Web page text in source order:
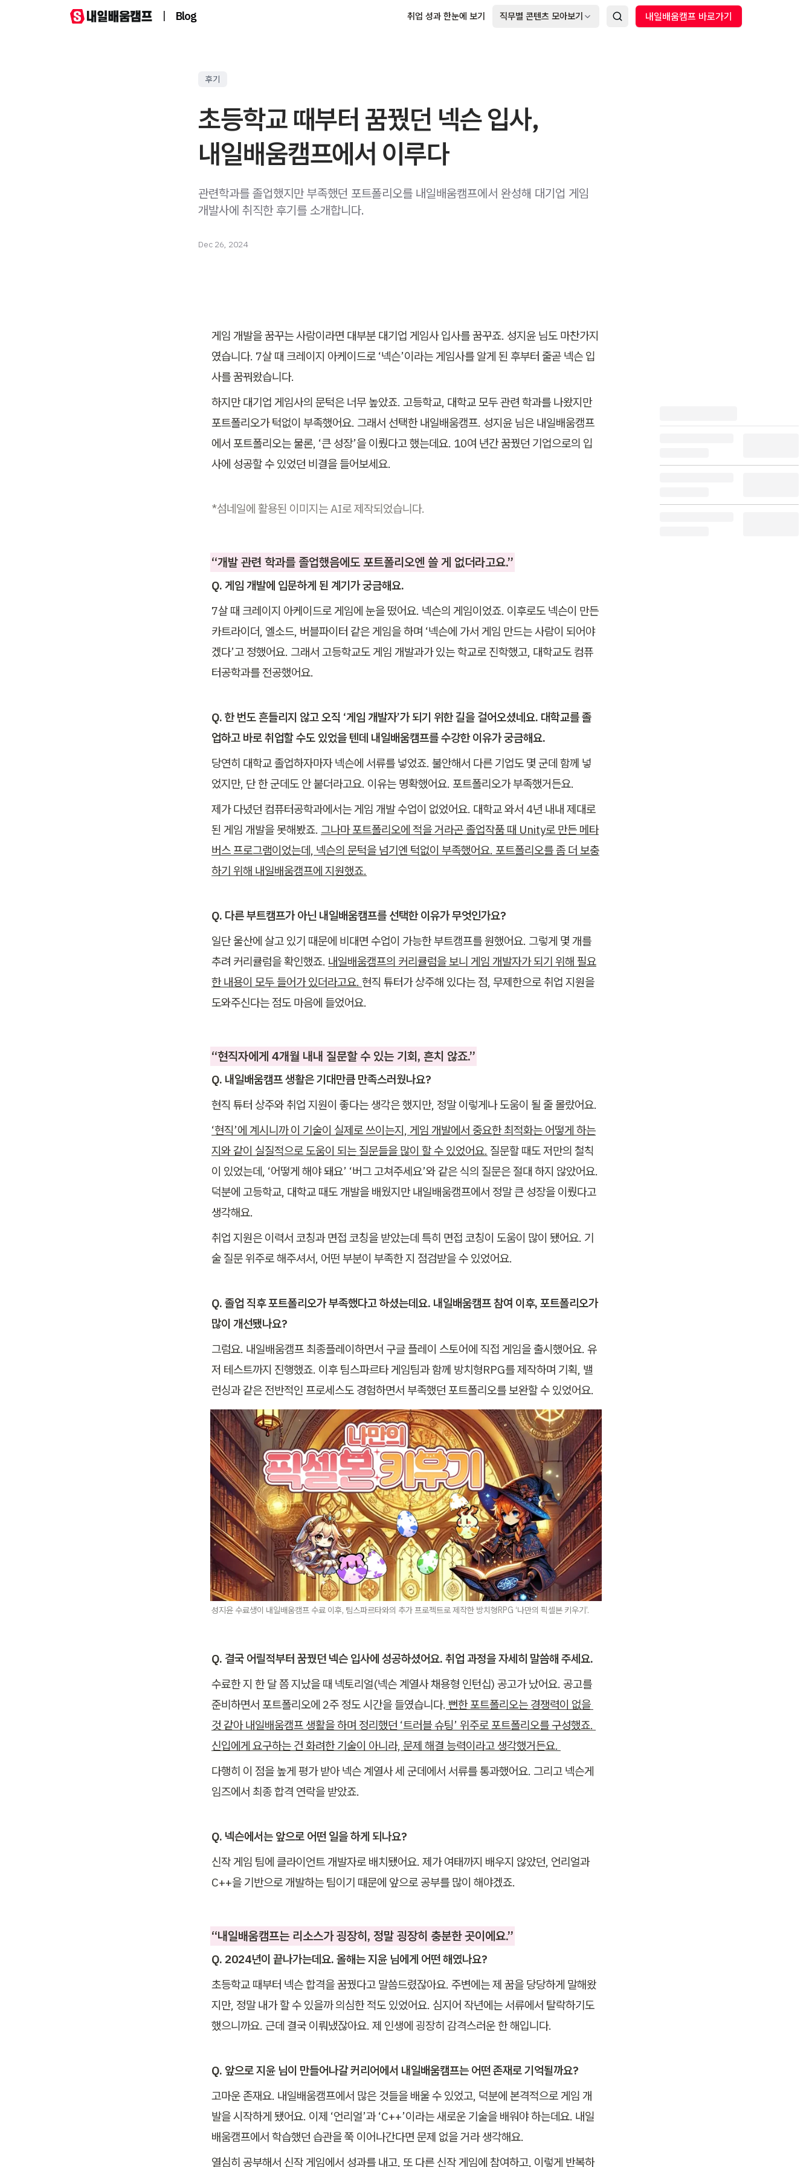
| Blog 취업 성과 한눈에 보기 직무별 콘텐츠 모아보기 내일배움캠프 바로가기
후기
초등학교 때부터 꿈꿨던 넥슨 입사,
내일배움캠프에서 이루다
관련학과를 졸업했지만 부족했던 포트폴리오를 내일배움캠프에서 완성해 대기업 게임
개발사에 취직한 후기를 소개합니다.
Dec 26, 2024
게임 개발을 꿈꾸는 사람이라면 대부분 대기업 게임사 입사를 꿈꾸죠. 성지윤 님도 마찬가지
였습니다. 7살 때 크레이지 아케이드로 ‘넥슨’이라는 게임사를 알게 된 후부터 줄곧 넥슨 입
사를 꿈꿔왔습니다.
하지만 대기업 게임사의 문턱은 너무 높았죠. 고등학교, 대학교 모두 관련 학과를 나왔지만
포트폴리오가 턱없이 부족했어요. 그래서 선택한 내일배움캠프. 성지윤 님은 내일배움캠프
에서 포트폴리오는 물론, ‘큰 성장’을 이뤘다고 했는데요. 10여 년간 꿈꿨던 기업으로의 입
사에 성공할 수 있었던 비결을 들어보세요.
*섬네일에 활용된 이미지는 AI로 제작되었습니다.
“개발 관련 학과를 졸업했음에도 포트폴리오엔 쓸 게 없더라고요.”
Q. 게임 개발에 입문하게 된 계기가 궁금해요.
7살 때 크레이지 아케이드로 게임에 눈을 떴어요. 넥슨의 게임이었죠. 이후로도 넥슨이 만든
카트라이더, 엘소드, 버블파이터 같은 게임을 하며 ‘넥슨에 가서 게임 만드는 사람이 되어야
겠다’고 정했어요. 그래서 고등학교도 게임 개발과가 있는 학교로 진학했고, 대학교도 컴퓨
터공학과를 전공했어요.
Q. 한 번도 흔들리지 않고 오직 ‘게임 개발자’가 되기 위한 길을 걸어오셨네요. 대학교를 졸
업하고 바로 취업할 수도 있었을 텐데 내일배움캠프를 수강한 이유가 궁금해요.
당연히 대학교 졸업하자마자 넥슨에 서류를 넣었죠. 불안해서 다른 기업도 몇 군데 함께 넣
었지만, 단 한 군데도 안 붙더라고요. 이유는 명확했어요. 포트폴리오가 부족했거든요.
제가 다녔던 컴퓨터공학과에서는 게임 개발 수업이 없었어요. 대학교 와서 4년 내내 제대로
된 게임 개발을 못해봤죠. 그나마 포트폴리오에 적을 거라곤 졸업작품 때 Unity로 만든 메타
버스 프로그램이었는데, 넥슨의 문턱을 넘기엔 턱없이 부족했어요. 포트폴리오를 좀 더 보충
하기 위해 내일배움캠프에 지원했죠.
Q. 다른 부트캠프가 아닌 내일배움캠프를 선택한 이유가 무엇인가요?
일단 울산에 살고 있기 때문에 비대면 수업이 가능한 부트캠프를 원했어요. 그렇게 몇 개를
추려 커리큘럼을 확인했죠. 내일배움캠프의 커리큘럼을 보니 게임 개발자가 되기 위해 필요
한 내용이 모두 들어가 있더라고요. 현직 튜터가 상주해 있다는 점, 무제한으로 취업 지원을
도와주신다는 점도 마음에 들었어요.
“현직자에게 4개월 내내 질문할 수 있는 기회, 흔치 않죠.”
Q. 내일배움캠프 생활은 기대만큼 만족스러웠나요?
현직 튜터 상주와 취업 지원이 좋다는 생각은 했지만, 정말 이렇게나 도움이 될 줄 몰랐어요.
‘현직’에 계시니까 이 기술이 실제로 쓰이는지, 게임 개발에서 중요한 최적화는 어떻게 하는
지와 같이 실질적으로 도움이 되는 질문들을 많이 할 수 있었어요. 질문할 때도 저만의 철칙
이 있었는데, ‘어떻게 해야 돼요’ ‘버그 고쳐주세요’와 같은 식의 질문은 절대 하지 않았어요.
덕분에 고등학교, 대학교 때도 개발을 배웠지만 내일배움캠프에서 정말 큰 성장을 이뤘다고
생각해요.
취업 지원은 이력서 코칭과 면접 코칭을 받았는데 특히 면접 코칭이 도움이 많이 됐어요. 기
술 질문 위주로 해주셔서, 어떤 부분이 부족한 지 점검받을 수 있었어요.
Q. 졸업 직후 포트폴리오가 부족했다고 하셨는데요. 내일배움캠프 참여 이후, 포트폴리오가
많이 개선됐나요?
그럼요. 내일배움캠프 최종플레이하면서 구글 플레이 스토어에 직접 게임을 출시했어요. 유
저 테스트까지 진행했죠. 이후 팀스파르타 게임팀과 함께 방치형RPG를 제작하며 기획, 밸
런싱과 같은 전반적인 프로세스도 경험하면서 부족했던 포트폴리오를 보완할 수 있었어요.
성지윤 수료생이 내일배움캠프 수료 이후, 팀스파르타와의 추가 프로젝트로 제작한 방치형RPG ‘나만의 픽셀본 키우기’.
Q. 결국 어릴적부터 꿈꿨던 넥슨 입사에 성공하셨어요. 취업 과정을 자세히 말씀해 주세요.
수료한 지 한 달 쯤 지났을 때 넥토리얼(넥슨 계열사 채용형 인턴십) 공고가 났어요. 공고를
준비하면서 포트폴리오에 2주 정도 시간을 들였습니다. 뻔한 포트폴리오는 경쟁력이 없을
것 같아 내일배움캠프 생활을 하며 정리했던 ‘트러블 슈팅’ 위주로 포트폴리오를 구성했죠.
신입에게 요구하는 건 화려한 기술이 아니라, 문제 해결 능력이라고 생각했거든요.
다행히 이 점을 높게 평가 받아 넥슨 계열사 세 군데에서 서류를 통과했어요. 그리고 넥슨게
임즈에서 최종 합격 연락을 받았죠.
Q. 넥슨에서는 앞으로 어떤 일을 하게 되나요?
신작 게임 팀에 클라이언트 개발자로 배치됐어요. 제가 여태까지 배우지 않았던, 언리얼과
C++을 기반으로 개발하는 팀이기 때문에 앞으로 공부를 많이 해야겠죠.
“내일배움캠프는 리소스가 굉장히, 정말 굉장히 충분한 곳이에요.”
Q. 2024년이 끝나가는데요. 올해는 지윤 님에게 어떤 해였나요?
초등학교 때부터 넥슨 합격을 꿈꿨다고 말씀드렸잖아요. 주변에는 제 꿈을 당당하게 말해왔
지만, 정말 내가 할 수 있을까 의심한 적도 있었어요. 심지어 작년에는 서류에서 탈락하기도
했으니까요. 근데 결국 이뤄냈잖아요. 제 인생에 굉장히 감격스러운 한 해입니다.
Q. 앞으로 지윤 님이 만들어나갈 커리어에서 내일배움캠프는 어떤 존재로 기억될까요?
고마운 존재요. 내일배움캠프에서 많은 것들을 배울 수 있었고, 덕분에 본격적으로 게임 개
발을 시작하게 됐어요. 이제 ‘언리얼’과 ‘C++’이라는 새로운 기술을 배워야 하는데요. 내일
배움캠프에서 학습했던 습관을 쭉 이어나간다면 문제 없을 거라 생각해요.
열심히 공부해서 신작 게임에서 성과를 내고, 또 다른 신작 게임에 참여하고, 이렇게 반복하